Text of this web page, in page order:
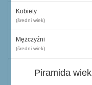
Kobiety
(średni wiek)
Mężczyźni
(średni wiek)
Piramida